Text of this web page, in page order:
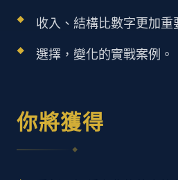
收入、結構比數字更加重
選擇，變化的實戰案例。
你將獲得
◆